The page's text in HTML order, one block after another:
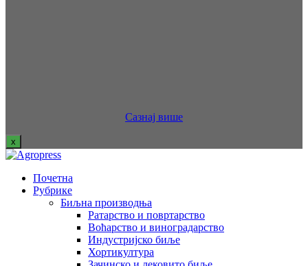
Сазнај више
x
Почетна
Рубрике
Биљна производња
Ратарство и повртарство
Воћарство и виноградарство
Индустријско биље
Хортикултура